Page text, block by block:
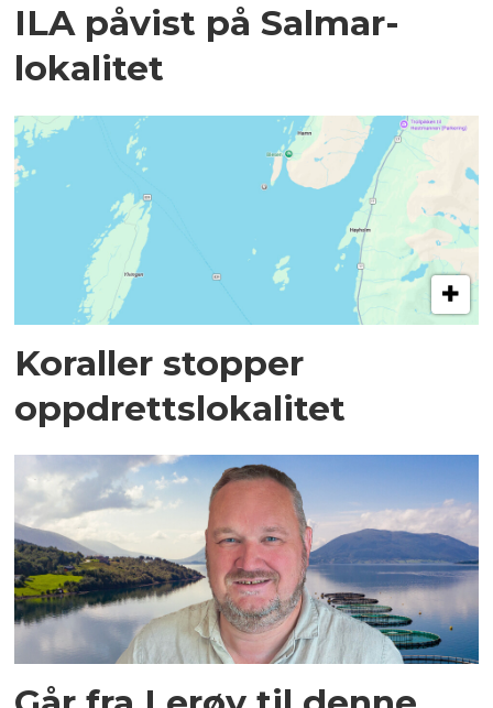
ILA påvist på Salmar-
lokalitet
Koraller stopper
oppdrettslokalitet